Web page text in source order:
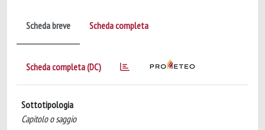
Scheda breve Scheda completa
Scheda completa (DC)
Sottotipologia
Capitolo o saggio